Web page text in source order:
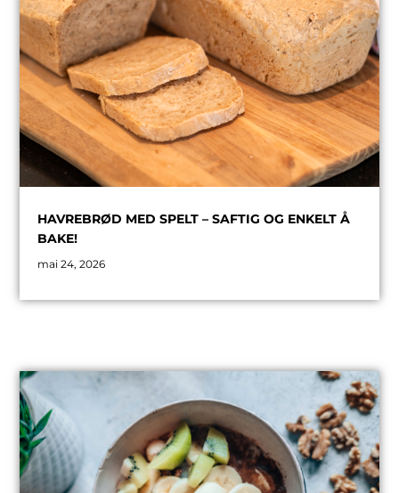
HAVREBRØD MED SPELT – SAFTIG OG ENKELT Å
BAKE!
mai 24, 2026